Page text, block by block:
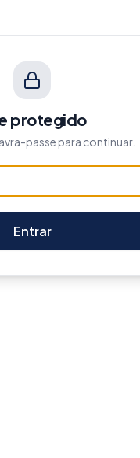
protegido
passe para continuar.
Entrar